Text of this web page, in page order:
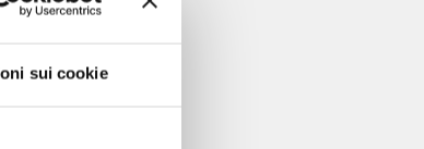
sui cookie